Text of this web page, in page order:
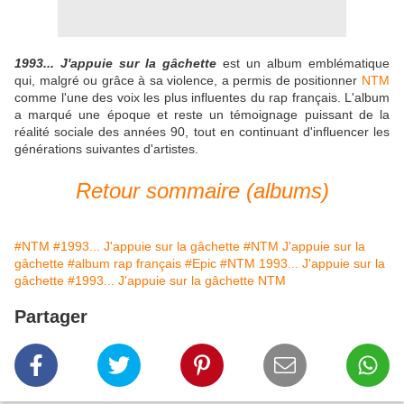
1993... J'appuie sur la gâchette est un album emblématique
qui, malgré ou grâce à sa violence, a permis de positionner NTM
comme l'une des voix les plus influentes du rap français. L'album
a marqué une époque et reste un témoignage puissant de la
réalité sociale des années 90, tout en continuant d'influencer les
générations suivantes d'artistes.
Retour sommaire (albums)
#NTM #1993... J'appuie sur la gâchette #NTM J'appuie sur la
gâchette #album rap français #Epic #NTM 1993... J'appuie sur la
gâchette #1993... J'appuie sur la gâchette NTM
Partager